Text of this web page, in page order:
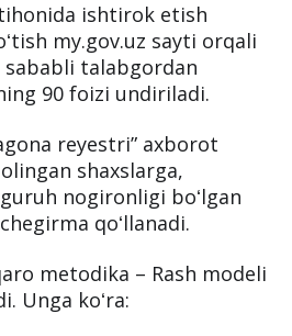
ishtirok etish
my.gov.uz sayti orqali
talabgordan
90 foizi undiriladi.
reyestri” axborot
shaxslarga,
nogironligi boʻlgan
qoʻllanadi.
metodika – Rash modeli
Unga koʻra: